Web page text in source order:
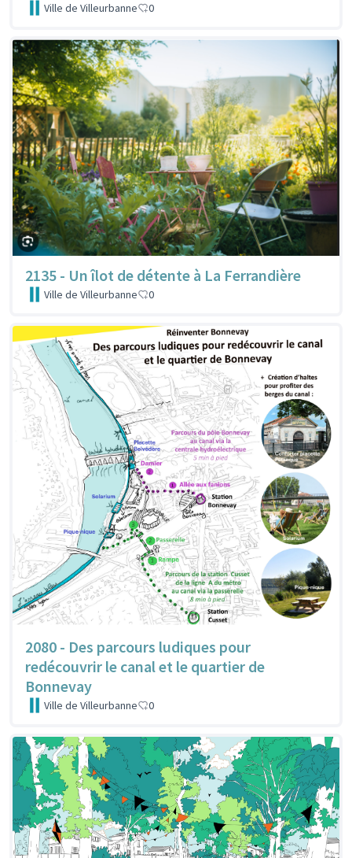
Ville de Villeurbanne 0
2135 - Un îlot de détente à La Ferrandière
Ville de Villeurbanne 0
2080 - Des parcours ludiques pour
redécouvrir le canal et le quartier de
Bonnevay
Ville de Villeurbanne 0